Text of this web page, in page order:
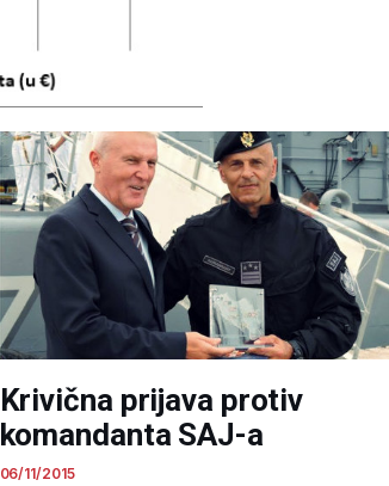
Krivična prijava protiv
komandanta SAJ-a
06/11/2015